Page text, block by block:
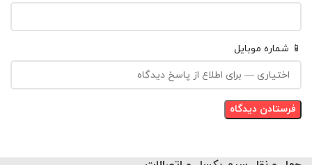
📱 شماره موبایل